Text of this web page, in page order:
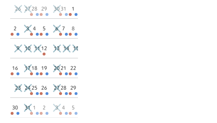
26 27 28 29 30 31 1
2 3 4 5 6 7 8
9 10 11 12 13 14 15
16 17 18 19 20 21 22
23 24 25 26 27 28 29
30 31 1 2 3 4 5